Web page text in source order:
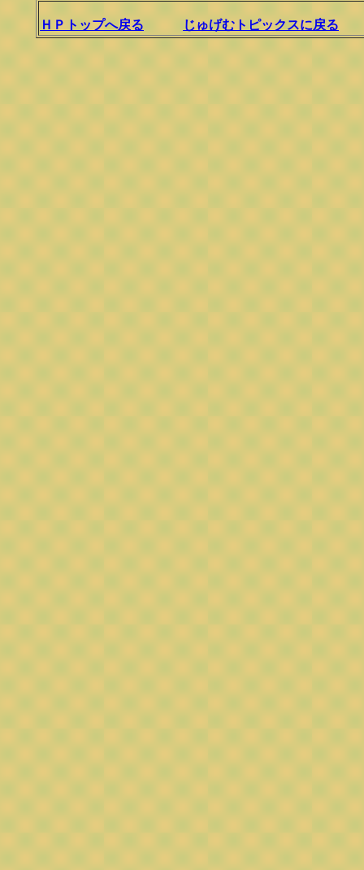
ＨＰトップへ戻る じゅげむトピックスに戻る